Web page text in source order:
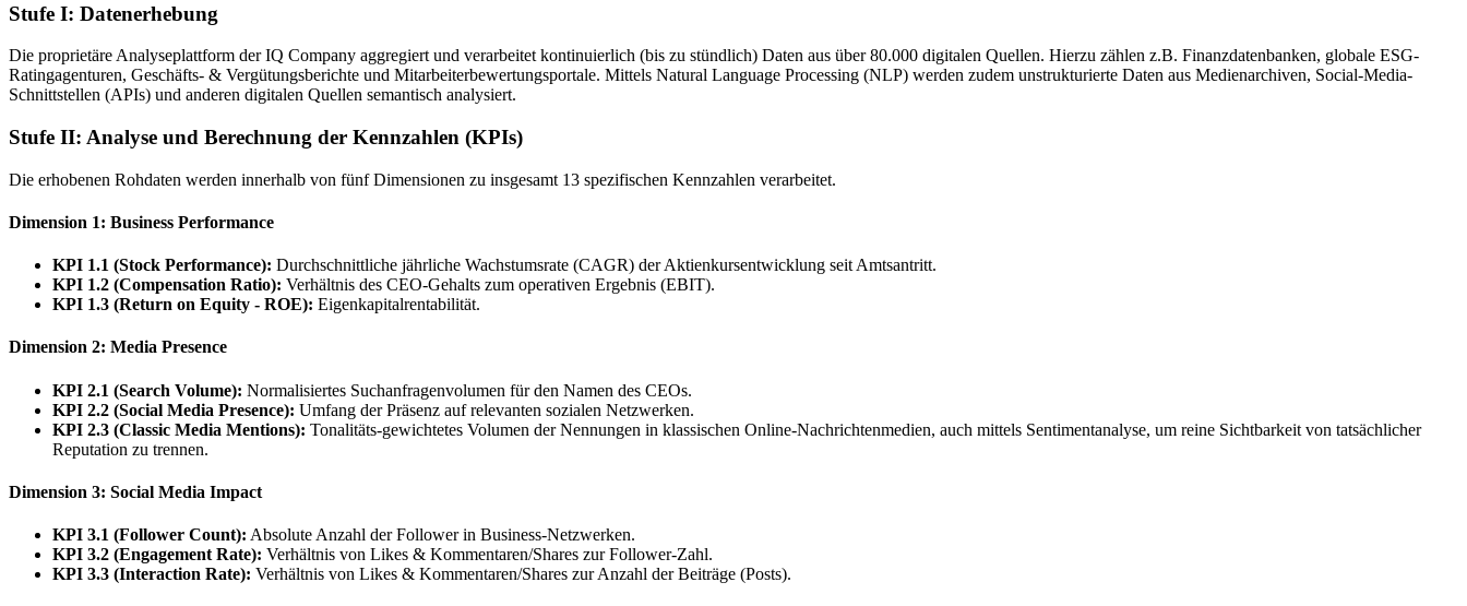
Stufe I: Datenerhebung
Die proprietäre Analyseplattform der IQ Company aggregiert und verarbeitet kontinuierlich (bis zu stündlich) Daten aus über 80.000 digitalen Quellen. Hierzu zählen z.B. Finanzdatenbanken, globale ESG-
Ratingagenturen, Geschäfts- & Vergütungsberichte und Mitarbeiterbewertungsportale. Mittels Natural Language Processing (NLP) werden zudem unstrukturierte Daten aus Medienarchiven, Social-Media-
Schnittstellen (APIs) und anderen digitalen Quellen semantisch analysiert.
Stufe II: Analyse und Berechnung der Kennzahlen (KPIs)
Die erhobenen Rohdaten werden innerhalb von fünf Dimensionen zu insgesamt 13 spezifischen Kennzahlen verarbeitet.
Dimension 1: Business Performance
KPI 1.1 (Stock Performance): Durchschnittliche jährliche Wachstumsrate (CAGR) der Aktienkursentwicklung seit Amtsantritt.
KPI 1.2 (Compensation Ratio): Verhältnis des CEO-Gehalts zum operativen Ergebnis (EBIT).
KPI 1.3 (Return on Equity - ROE): Eigenkapitalrentabilität.
Dimension 2: Media Presence
KPI 2.1 (Search Volume): Normalisiertes Suchanfragenvolumen für den Namen des CEOs.
KPI 2.2 (Social Media Presence): Umfang der Präsenz auf relevanten sozialen Netzwerken.
KPI 2.3 (Classic Media Mentions): Tonalitäts-gewichtetes Volumen der Nennungen in klassischen Online-Nachrichtenmedien, auch mittels Sentimentanalyse, um reine Sichtbarkeit von tatsächlicher
Reputation zu trennen.
Dimension 3: Social Media Impact
KPI 3.1 (Follower Count): Absolute Anzahl der Follower in Business-Netzwerken.
KPI 3.2 (Engagement Rate): Verhältnis von Likes & Kommentaren/Shares zur Follower-Zahl.
KPI 3.3 (Interaction Rate): Verhältnis von Likes & Kommentaren/Shares zur Anzahl der Beiträge (Posts).